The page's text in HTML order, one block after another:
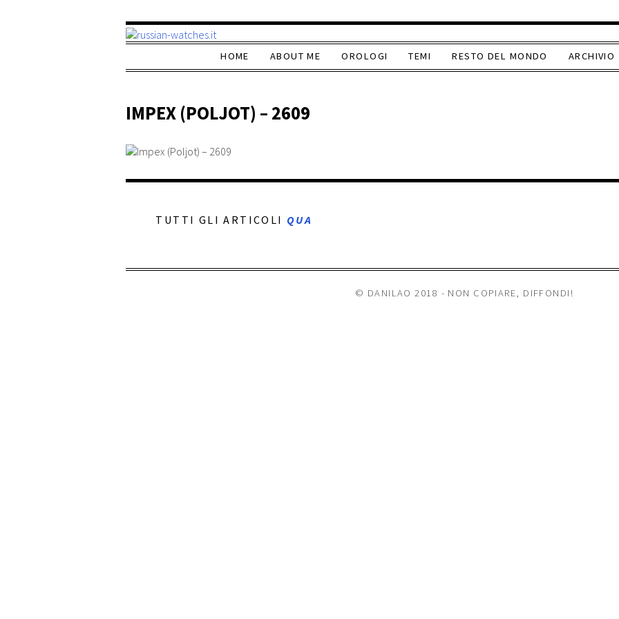
HOME ABOUT ME OROLOGI TEMI RESTO DEL MONDO ARCHIVIO
IMPEX (POLJOT) – 2609
TUTTI GLI ARTICOLI QUA
© DANILAO 2018 - NON COPIARE, DIFFONDI!